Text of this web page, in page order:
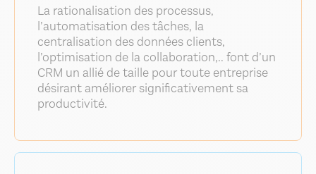
La rationalisation des processus,
l’automatisation des tâches, la
centralisation des données clients,
l’optimisation de la collaboration,.. font d’un
CRM un allié de taille pour toute entreprise
désirant améliorer significativement sa
productivité.